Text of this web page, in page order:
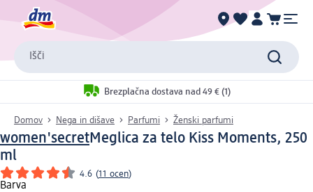
Išči
Brezplačna dostava nad 49 € (1)
Domov Nega in dišave Parfumi Ženski parfumi
women'secretMeglica za telo Kiss Moments, 250
ml
4.6 (11 ocen)
Barva